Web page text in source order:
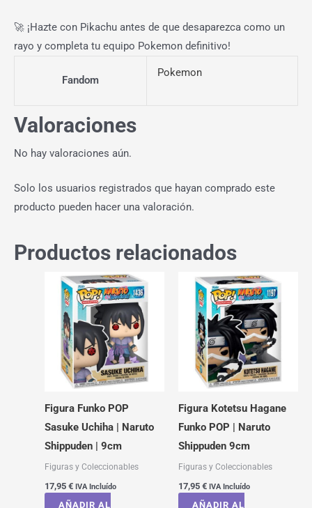
🚀 ¡Hazte con Pikachu antes de que desaparezca como un
rayo y completa tu equipo Pokemon definitivo!
Fandom
Pokemon
Valoraciones
No hay valoraciones aún.
Solo los usuarios registrados que hayan comprado este
producto pueden hacer una valoración.
Productos relacionados
Figura Funko POP
Sasuke Uchiha | Naruto
Shippuden | 9cm
Figuras y Coleccionables
17,95 € IVA Incluído
AÑADIR AL
Figura Kotetsu Hagane
Funko POP | Naruto
Shippuden 9cm
Figuras y Coleccionables
17,95 € IVA Incluído
AÑADIR AL